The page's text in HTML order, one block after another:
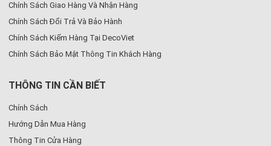
Chính Sách Giao Hàng Và Nhận Hàng
Chính Sách Đổi Trả Và Bảo Hành
Chính Sách Kiểm Hàng Tại DecoViet
Chính Sách Bảo Mật Thông Tin Khách Hàng
THÔNG TIN CẦN BIẾT
Chính Sách
Hướng Dẫn Mua Hàng
Thông Tin Cửa Hàng